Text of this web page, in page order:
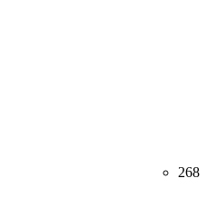
268